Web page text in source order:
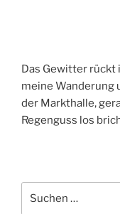
Das Gewitter rückt
meine Wanderung
der Markthalle,
Regenguss los
nach: